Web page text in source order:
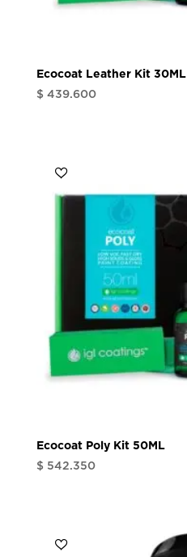
Ecocoat Leather Kit 30ML
$ 439.600
Ecocoat Poly Kit 50ML
$ 542.350